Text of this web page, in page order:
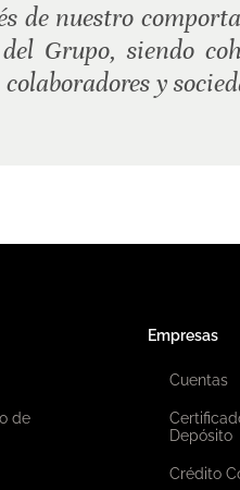
de nuestro
Grupo, siendo
y
de
Empresas
Cuentas
Depósito
Crédito